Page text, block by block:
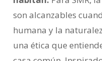
son alcanzables
humana y la
una ética que